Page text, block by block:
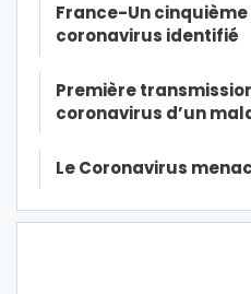
France-Un
coronavirus identifié
Première
coronavirus d’un
Le Coronavirus